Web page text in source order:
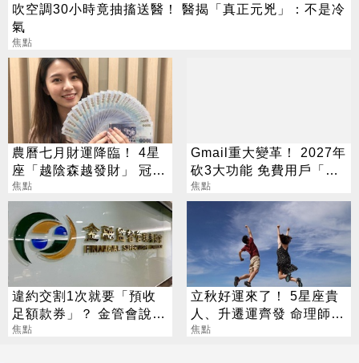
吹空調30小時竟抽搐送醫！ 醫揭「真正元兇」：不是冷
氣
焦點
農曆七月財運降臨！ 4星
座「越陰森越發財」 冠軍
賺到翻
焦點
Gmail重大變革！ 2027年
砍3大功能 免費用戶「這
好康」不能用了
焦點
違約交割1次就要「預收
足額款券」？ 金管會說話
了
焦點
立秋好運來了！ 5星座貴
人、升遷運齊發 命理師：
把握黃金轉運期
焦點